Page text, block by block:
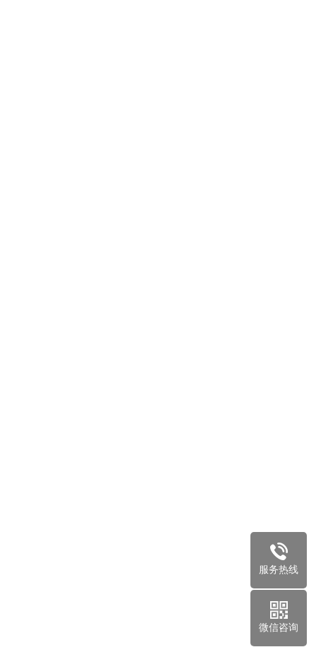
服务热线
微信咨询